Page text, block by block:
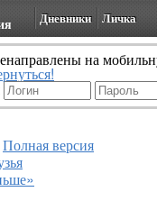
Дневники Личка
на
Полная версия